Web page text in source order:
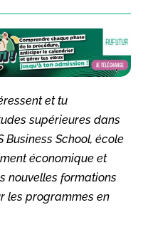
et tu
supérieures dans
Business School, école
économique et
nouvelles formations
les programmes en